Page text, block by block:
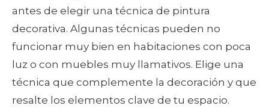
antes de elegir una técnica de pintura
decorativa. Algunas técnicas pueden no
funcionar muy bien en habitaciones con poca
luz o con muebles muy llamativos. Elige una
técnica que complemente la decoración y que
resalte los elementos clave de tu espacio.